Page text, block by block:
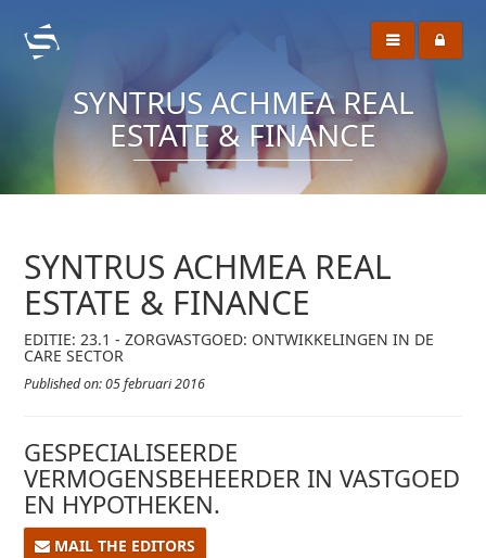
SYNTRUS ACHMEA REAL
ESTATE & FINANCE
SYNTRUS ACHMEA REAL
ESTATE & FINANCE
EDITIE: 23.1 - ZORGVASTGOED: ONTWIKKELINGEN IN DE
CARE SECTOR
Published on: 05 februari 2016
GESPECIALISEERDE
VERMOGENSBEHEERDER IN VASTGOED
EN HYPOTHEKEN.
MAIL THE EDITORS